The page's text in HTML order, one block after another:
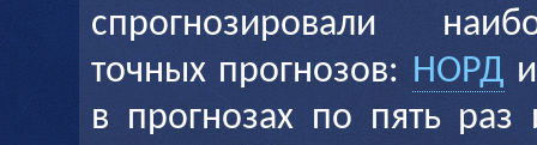
спрогнозировали
точных прогнозов: НОРД
в прогнозах по пять